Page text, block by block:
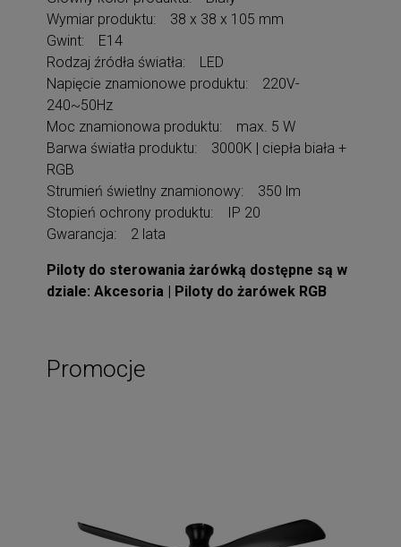
Wymiar produktu: 38 x 38 x 105 mm
Gwint: E14
Rodzaj źródła światła: LED
Napięcie znamionowe produktu: 220V-
240~50Hz
Moc znamionowa produktu: max. 5 W
Barwa światła produktu: 3000K | ciepła biała +
RGB
Strumień świetlny znamionowy: 350 lm
Stopień ochrony produktu: IP 20
Gwarancja: 2 lata
Piloty do sterowania żarówką dostępne są w
dziale: Akcesoria | Piloty do żarówek RGB
Promocje